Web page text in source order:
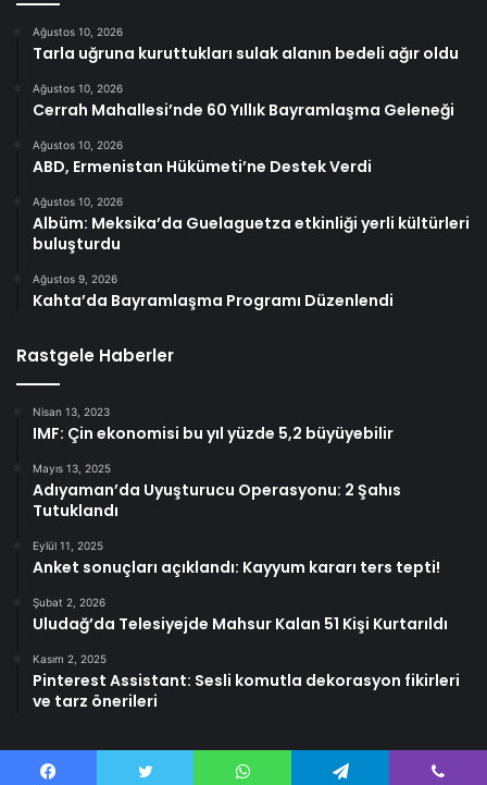
Ağustos 10, 2026
Tarla uğruna kuruttukları sulak alanın bedeli ağır oldu
Ağustos 10, 2026
Cerrah Mahallesi’nde 60 Yıllık Bayramlaşma Geleneği
Ağustos 10, 2026
ABD, Ermenistan Hükümeti’ne Destek Verdi
Ağustos 10, 2026
Albüm: Meksika’da Guelaguetza etkinliği yerli kültürleri
buluşturdu
Ağustos 9, 2026
Kahta’da Bayramlaşma Programı Düzenlendi
Rastgele Haberler
Nisan 13, 2023
IMF: Çin ekonomisi bu yıl yüzde 5,2 büyüyebilir
Mayıs 13, 2025
Adıyaman’da Uyuşturucu Operasyonu: 2 Şahıs
Tutuklandı
Eylül 11, 2025
Anket sonuçları açıklandı: Kayyum kararı ters tepti!
Şubat 2, 2026
Uludağ’da Telesiyejde Mahsur Kalan 51 Kişi Kurtarıldı
Kasım 2, 2025
Pinterest Assistant: Sesli komutla dekorasyon fikirleri
ve tarz önerileri